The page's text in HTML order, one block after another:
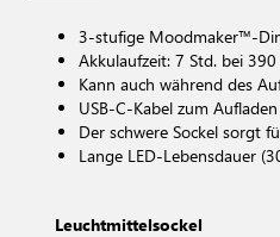
3-stufige Moodmaker™-
Akkulaufzeit: 7 Std. bei
Kann auch während des
USB-C-Kabel zum
Der schwere Sockel sorgt
Lange LED-Lebensdauer
Leuchtmittelsockel